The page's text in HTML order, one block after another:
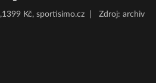
Kč, sportisimo.cz
Zdroj: archiv